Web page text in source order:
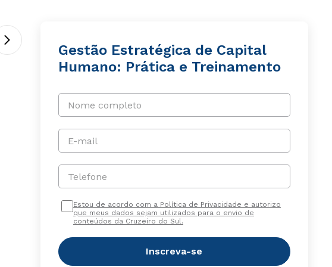
Gestão Estratégica de Capital
Humano: Prática e Treinamento
Nome completo
E-mail
Telefone
Estou de acordo com a Política de Privacidade e autorizo
que meus dados sejam utilizados para o envio de
conteúdos da Cruzeiro do Sul.
Inscreva-se